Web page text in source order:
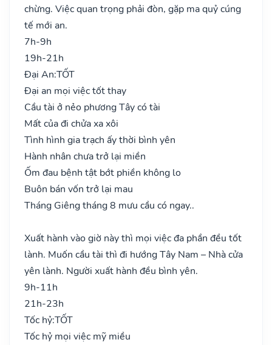
chừng. Việc quan trọng phải đòn, gặp ma quỷ cúng
tế mới an.
7h-9h
19h-21h
Đại An:TỐT
Đại an mọi việc tốt thay
Cầu tài ở nẻo phương Tây có tài
Mất của đi chửa xa xôi
Tình hình gia trạch ấy thời bình yên
Hành nhân chưa trở lại miền
Ốm đau bệnh tật bớt phiền không lo
Buôn bán vốn trở lại mau
Tháng Giêng tháng 8 mưu cầu có ngay..
Xuất hành vào giờ này thì mọi việc đa phần đều tốt
lành. Muốn cầu tài thì đi hướng Tây Nam – Nhà cửa
yên lành. Người xuất hành đều bình yên.
9h-11h
21h-23h
Tốc hỷ:TỐT
Tốc hỷ mọi việc mỹ miều